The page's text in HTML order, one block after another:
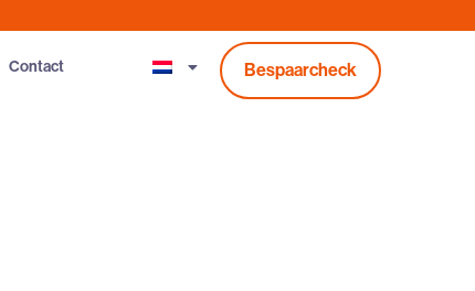
Contact Bespaarcheck